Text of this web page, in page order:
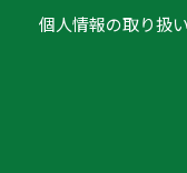
個人情報の取り扱